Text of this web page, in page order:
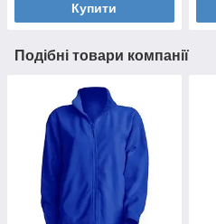
Купити
Подібні товари компанії